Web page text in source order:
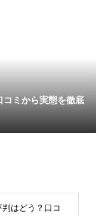
ミから実態を徹底
はどう？口コ